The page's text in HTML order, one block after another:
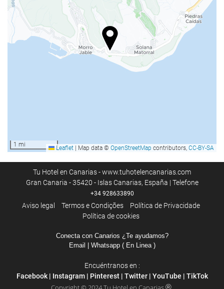
Bar
Lanchonete
Refeições para crianças
Piscina ao ar livre
Piscina exterior (todo o ano)
Piscina infantil
Serviços de receção
Recepção 24 horas
Depósito de bagagens
1 mi Leaflet Map data © OpenStreetMap contributors, CC-BY-SA
Tu Hotel en Canarias - www.tuhotelencanarias.com
Gran Canaria - 35420 - Islas Canarias, España | Telefone
+34 928633890
Aviso legal Termos e Condições
Política de Privacidade
Política de cookies
Conecta con Canarios ¿Te ayudamos?
Email
| Whatsapp ( En Linea )
Encuéntranos en :
Facebook| Instagram| Pinterest| Twitter| YouTube | TikTok